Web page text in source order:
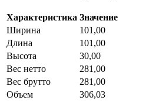
Характеристика Значение
Ширина
101,00
Длина
101,00
Высота
30,00
Вес нетто
281,00
Вес брутто
281,00
Объем
306,03